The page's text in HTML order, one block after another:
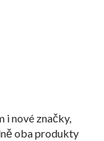
i nové značky,
oba produkty